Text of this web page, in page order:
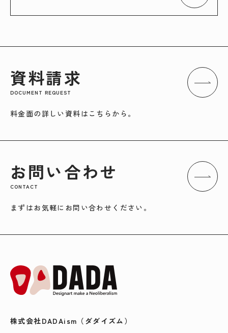
資料請求
DOCUMENT REQUEST
料金面の詳しい資料はこちらから。
お問い合わせ
CONTACT
まずはお気軽にお問い合わせください。
株式会社DADAism（ダダイズム）